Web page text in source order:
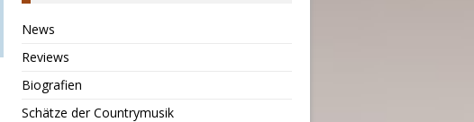
News
Reviews
Biografien
Schätze der Countrymusik